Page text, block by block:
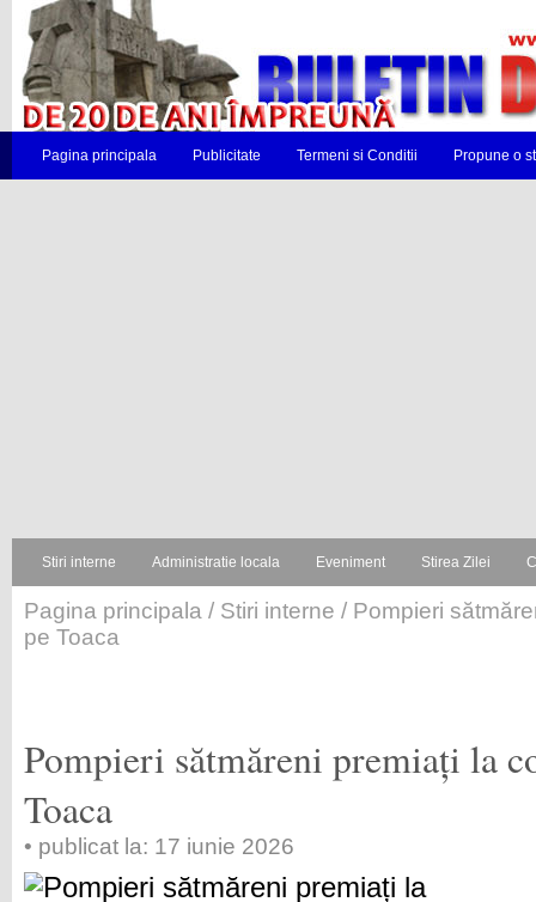
Pagina principala Publicitate Termeni si Conditii Propune o
Stiri interne Administratie locala Eveniment Stirea Zilei
Pagina principala / Stiri interne / Pompieri
pe Toaca
Pompieri sătmăreni premiați la
Toaca
• publicat la: 17 iunie 2026